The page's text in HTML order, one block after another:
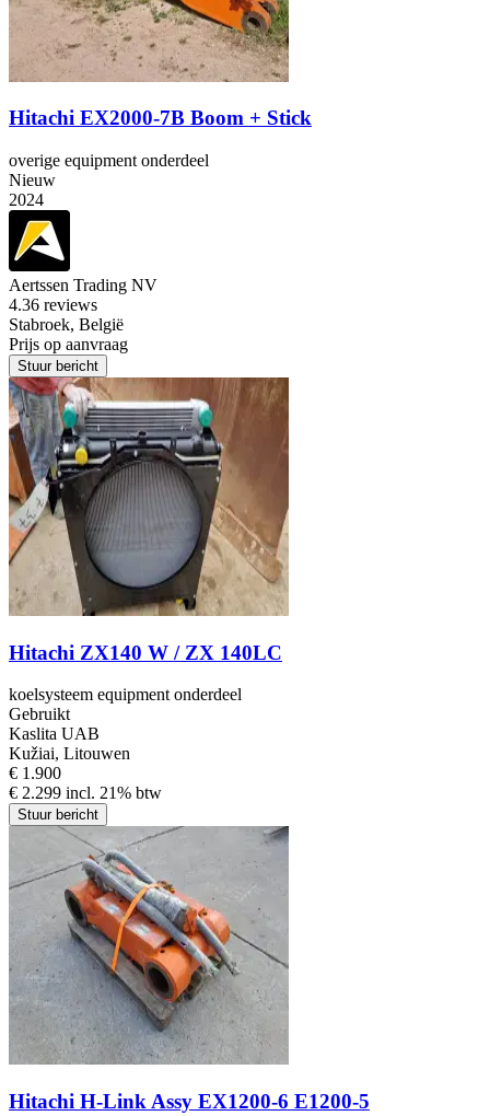
Hitachi EX2000-7B Boom + Stick
overige equipment onderdeel
Nieuw
2024
Aertssen Trading NV
4.36 reviews
Stabroek, België
Prijs op aanvraag
Stuur bericht
Hitachi ZX140 W / ZX 140LC
koelsysteem equipment onderdeel
Gebruikt
Kaslita UAB
Kužiai, Litouwen
€ 1.900
€ 2.299 incl. 21% btw
Stuur bericht
Hitachi H-Link Assy EX1200-6 E1200-5